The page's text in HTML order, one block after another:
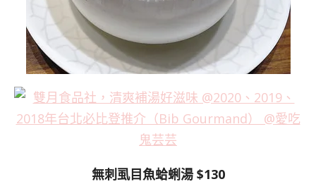
無刺虱目魚蛤蜊湯 $130